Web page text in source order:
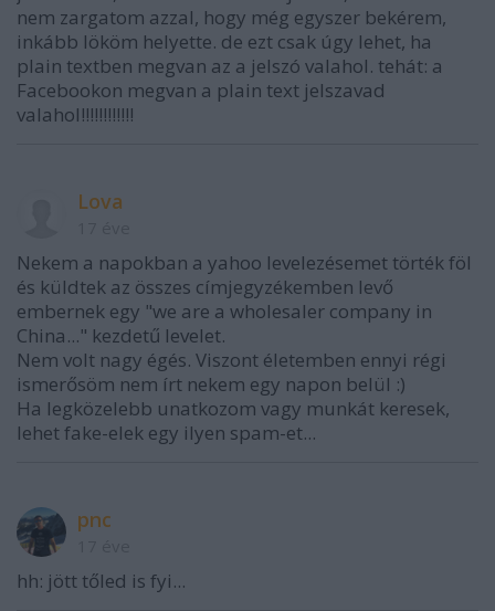
nem zargatom azzal, hogy még egyszer bekérem,
inkább lököm helyette. de ezt csak úgy lehet, ha
plain textben megvan az a jelszó valahol. tehát: a
Facebookon megvan a plain text jelszavad
valahol!!!!!!!!!!!!
Lova
Nekem a napokban a yahoo levelezésemet törték föl
és küldtek az összes címjegyzékemben levő
embernek egy "we are a wholesaler company in
China..." kezdetű levelet.
Nem volt nagy égés. Viszont életemben ennyi régi
ismerősöm nem írt nekem egy napon belül :)
Ha legközelebb unatkozom vagy munkát keresek,
lehet fake-elek egy ilyen spam-et...
pnc
hh: jött tőled is fyi...